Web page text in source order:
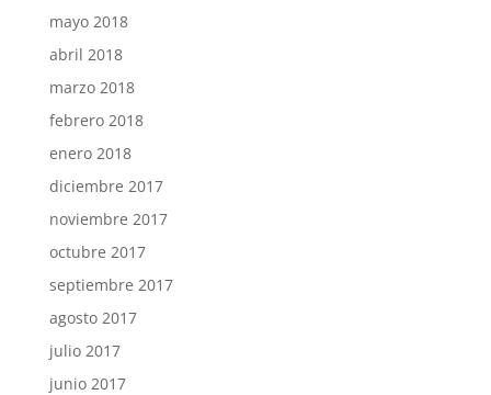
mayo 2018
abril 2018
marzo 2018
febrero 2018
enero 2018
diciembre 2017
noviembre 2017
octubre 2017
septiembre 2017
agosto 2017
julio 2017
junio 2017